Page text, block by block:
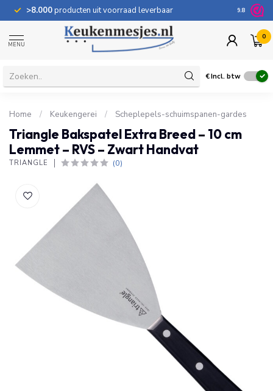
>8.000producten uit voorraad leverbaar 100
9.8
MENU
0
€Incl. btw
Home / Keukengerei / Scheplepels-schuimspanen-gardes
Triangle Bakspatel Extra Breed – 10 cm
Lemmet – RVS – Zwart Handvat
TRIANGLE (0)